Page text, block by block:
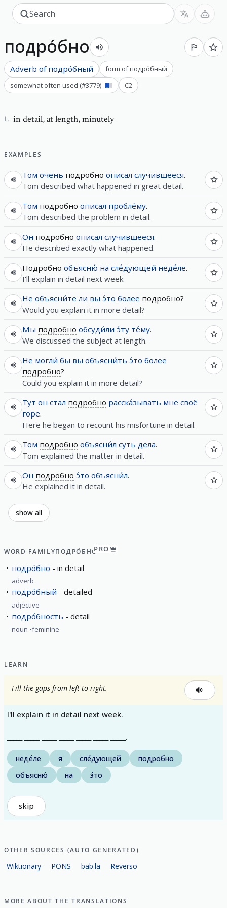
подро́бно
Adverb of подро́бный form ofподро́бный
somewhat often used (#3779) C2
1. in detail,at length, minutely
EXAMPLES
Том очень подробно описал случившееся.
Tom described what happened in great detail.
Том подробно описал пробле́му.
Tom described the problem in detail.
Он подробно описал случившееся.
He described exactly what happened.
Подробно объясню́ на сле́дующей неде́ле.
I'll explain in detail next week.
Не объясни́те ли вы э́то более подробно?
Would you explain it in more detail?
Мы подробно обсуди́ли э́ту те́му.
We discussed the subject at length.
Не могли́ бы вы объясни́ть э́то более
подробно?
Could you explain it in more detail?
Тут он стал подробно расска́зывать мне своё
горе.
Here he began to recount his misfortune in detail.
Том подробно объясни́л суть дела.
Tom explained the matter in detail.
Он подробно э́то объясни́л.
He explained it in detail.
show all
WORD FAMILYПОДРО́БНОPRO
подро́бно in detail
adverb
подро́бный detailed
adjective
подро́бность detail
noun feminine
LEARN
Fill the gaps from left to right.
I'll explain it in detail next week.
_____ _____ _____ _____ _____ _____ _____.
неде́ле я сле́дующей
подробно
объясню́
на э́то
skip
OTHER SOURCES (AUTO GENERATED)
Wiktionary PONS bab.la Reverso
MORE ABOUT THE TRANSLATIONS